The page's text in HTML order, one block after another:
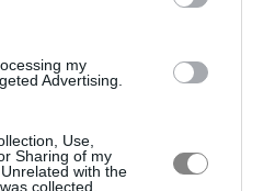
my
Advertising.
Use,
Sharing of my
with the
collected.